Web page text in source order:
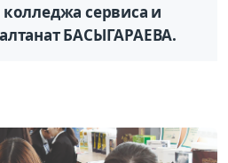
сервиса и
БАСЫГАРАЕВА.